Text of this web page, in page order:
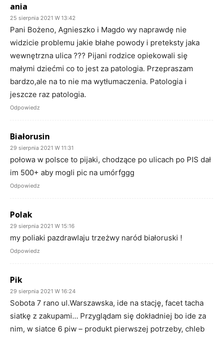
ania
25 sierpnia 2021 W 13:42
Pani Bożeno, Agnieszko i Magdo wy naprawdę nie
widzicie problemu jakie błahe powody i preteksty jaka
wewnętrzna ulica ??? Pijani rodzice opiekowali się
małymi dziećmi co to jest za patologia. Przepraszam
bardzo,ale na to nie ma wytłumaczenia. Patologia i
jeszcze raz patologia.
Odpowiedz
Białorusin
29 sierpnia 2021 W 11:31
połowa w polsce to pijaki, chodzące po ulicach po PIS dał
im 500+ aby mogli pic na umórfggg
Odpowiedz
Polak
29 sierpnia 2021 W 15:16
my poliaki pazdrawlaju trzeżwy naród białoruski !
Odpowiedz
Pik
29 sierpnia 2021 W 16:24
Sobota 7 rano ul.Warszawska, ide na stację, facet tacha
siatkę z zakupami… Przyglądam się dokładniej bo ide za
nim, w siatce 6 piw – produkt pierwszej potrzeby, chleb